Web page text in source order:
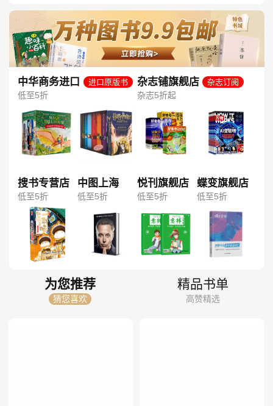
中华商务进口
图书旗舰店
进口原版书
低至5折
杂志铺旗舰店 杂志订阅
杂志5折起
搜书专营店
低至5折
中图上海
低至5折
悦刊旗舰店
低至5折
蝶变旗舰店
低至5折
为您推荐
猜您喜欢
精品书单
高赞精选